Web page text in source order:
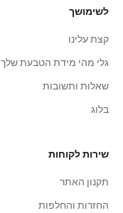
לשימושך
קצת עלינו
גלי מהי מידת הטבעת שלך
שאלות ותשובות
בלוג
שירות לקוחות
תקנון האתר
החזרות והחלפות